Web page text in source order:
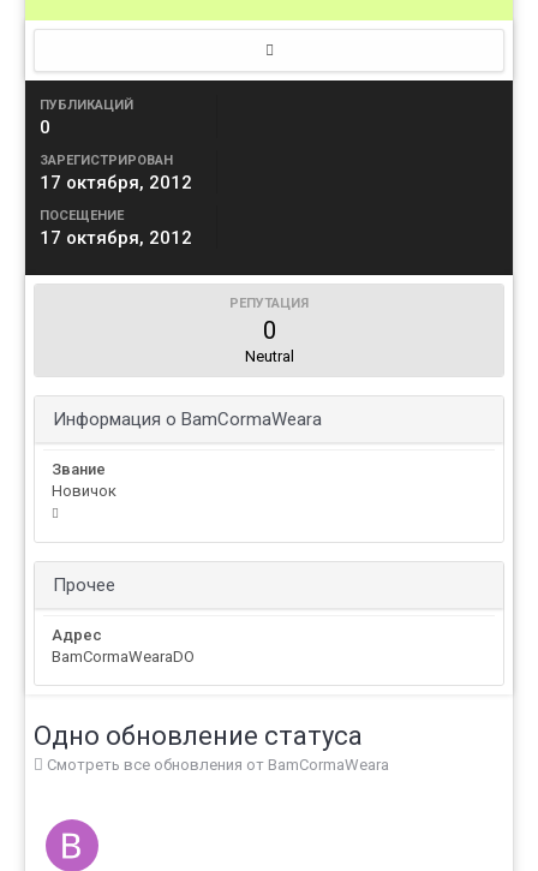
ПУБЛИКАЦИЙ
0
ЗАРЕГИСТРИРОВАН
17 октября, 2012
ПОСЕЩЕНИЕ
17 октября, 2012
РЕПУТАЦИЯ
0
Neutral
Информация о BamCormaWeara
Звание
Новичок
Прочее
Адрес
BamCormaWearaDO
Одно обновление статуса
Смотреть все обновления от BamCormaWeara